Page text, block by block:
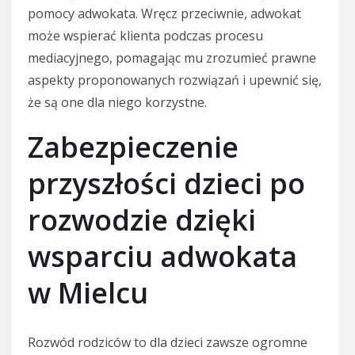
pomocy adwokata. Wręcz przeciwnie, adwokat
może wspierać klienta podczas procesu
mediacyjnego, pomagając mu zrozumieć prawne
aspekty proponowanych rozwiązań i upewnić się,
że są one dla niego korzystne.
Zabezpieczenie
przyszłości dzieci po
rozwodzie dzięki
wsparciu adwokata
w Mielcu
Rozwód rodziców to dla dzieci zawsze ogromne